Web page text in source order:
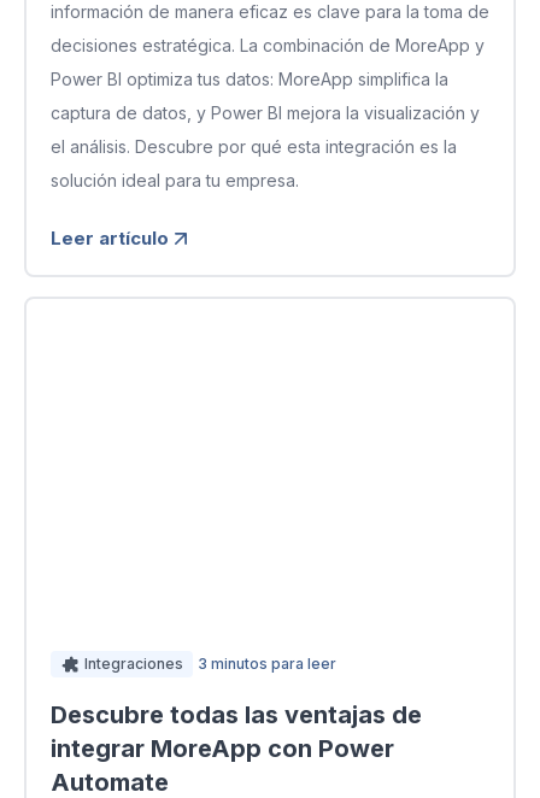
información de manera eficaz es clave para la toma de
decisiones estratégica. La combinación de MoreApp y
Power BI optimiza tus datos: MoreApp simplifica la
captura de datos, y Power BI mejora la visualización y
el análisis. Descubre por qué esta integración es la
solución ideal para tu empresa.
Leer artículo
Integraciones 3 minutos para leer
Descubre todas las ventajas de
integrar MoreApp con Power
Automate